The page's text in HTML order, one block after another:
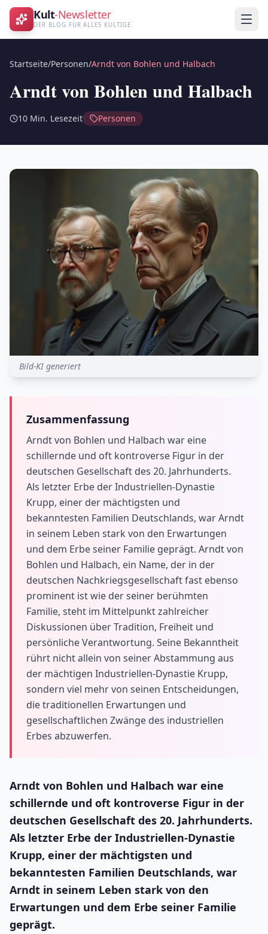
Kult-Newsletter
DER BLOG FÜR ALLES KULTIGE
Startseite/Personen/Arndt von Bohlen und Halbach
Arndt von Bohlen und Halbach
10 Min. Lesezeit Personen
Bild-KI generiert
Zusammenfassung
Arndt von Bohlen und Halbach war eine
schillernde und oft kontroverse Figur in der
deutschen Gesellschaft des 20. Jahrhunderts.
Als letzter Erbe der Industriellen-Dynastie
Krupp, einer der mächtigsten und
bekanntesten Familien Deutschlands, war Arndt
in seinem Leben stark von den Erwartungen
und dem Erbe seiner Familie geprägt. Arndt von
Bohlen und Halbach, ein Name, der in der
deutschen Nachkriegsgesellschaft fast ebenso
prominent ist wie der seiner berühmten
Familie, steht im Mittelpunkt zahlreicher
Diskussionen über Tradition, Freiheit und
persönliche Verantwortung. Seine Bekanntheit
rührt nicht allein von seiner Abstammung aus
der mächtigen Industriellen-Dynastie Krupp,
sondern viel mehr von seinen Entscheidungen,
die traditionellen Erwartungen und
gesellschaftlichen Zwänge des industriellen
Erbes abzuwerfen.
Arndt von Bohlen und Halbach war eine
schillernde und oft kontroverse Figur in der
deutschen Gesellschaft des 20. Jahrhunderts.
Als letzter Erbe der Industriellen-Dynastie
Krupp, einer der mächtigsten und
bekanntesten Familien Deutschlands, war
Arndt in seinem Leben stark von den
Erwartungen und dem Erbe seiner Familie
geprägt.